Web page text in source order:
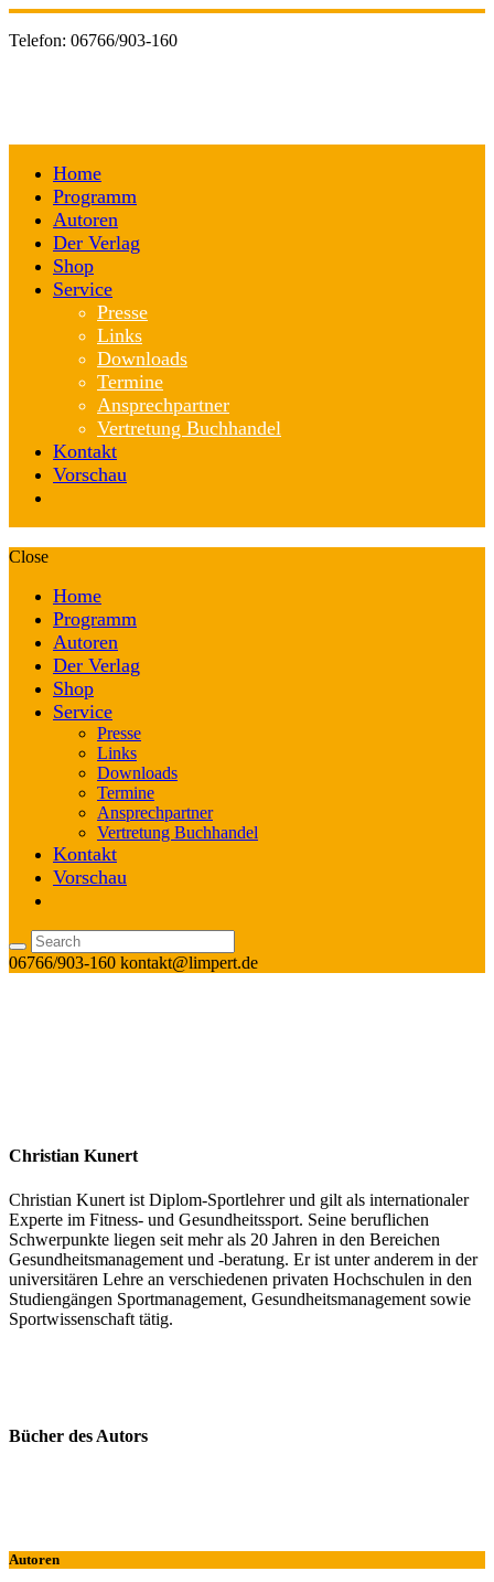
Telefon: 06766/903-160
Home
Programm
Autoren
Der Verlag
Shop
Service
Presse
Links
Downloads
Termine
Ansprechpartner
Vertretung Buchhandel
Kontakt
Vorschau
Close
Home
Programm
Autoren
Der Verlag
Shop
Service
Presse
Links
Downloads
Termine
Ansprechpartner
Vertretung Buchhandel
Kontakt
Vorschau
06766/903-160 kontakt@limpert.de
Christian Kunert
Christian Kunert ist Diplom-Sportlehrer und gilt als internationaler
Experte im Fitness- und Gesundheitssport. Seine beruflichen
Schwerpunkte liegen seit mehr als 20 Jahren in den Bereichen
Gesundheitsmanagement und -beratung. Er ist unter anderem in der
universitären Lehre an verschiedenen privaten Hochschulen in den
Studiengängen Sportmanagement, Gesundheitsmanagement sowie
Sportwissenschaft tätig.
Bücher des Autors
Autoren